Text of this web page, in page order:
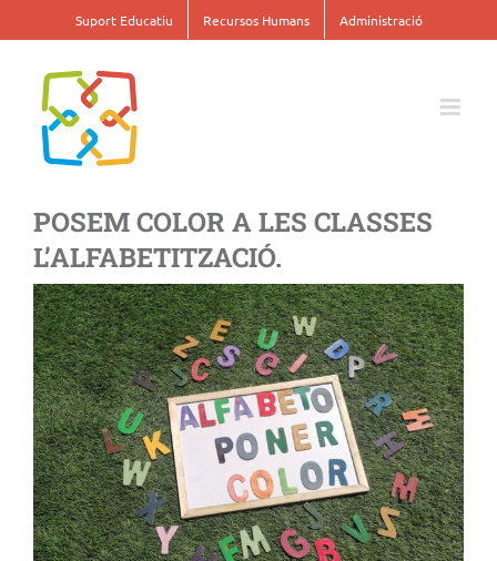
to
Suport Educatiu Recursos Humans Administració
POSEM COLOR A LES CLASSES
L’ALFABETITZACIÓ.
View
Larger
Image